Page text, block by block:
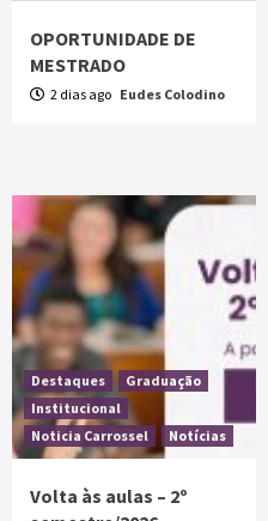
OPORTUNIDADE DE
MESTRADO
2 dias ago Eudes Colodino
Destaques
Graduação
Institucional
Noticia Carrossel
Notícias
Volta às aulas – 2º